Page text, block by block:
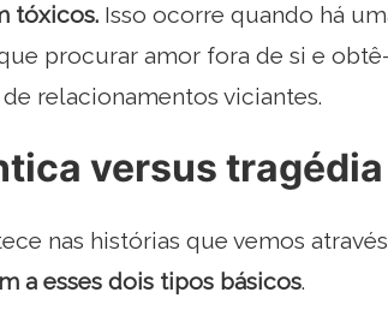
tóxicos. Isso ocorre quando há
procurar amor fora de si e
relacionamentos viciantes.
versus tragédia
nas histórias que vemos
a esses dois tipos básicos.